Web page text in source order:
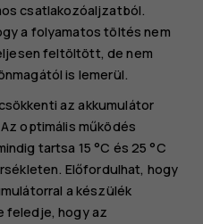
csatlakozóaljzatból.
a folyamatos töltés nem
feltöltött, de nem
is lemerül.
az akkumulátor
optimális működés
tartsa 15 °C és 25 °C
Előfordulhat, hogy
a készülék
feledje, hogy az